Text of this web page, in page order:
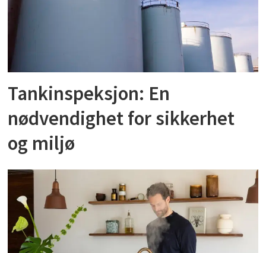
Tankinspeksjon: En
nødvendighet for sikkerhet
og miljø